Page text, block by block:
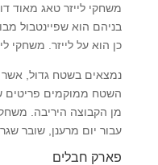
משחקי לייזר טאג מאוד
בניהם הוא שפיינטבול
כן הוא על לייזר. משחקי
נמצאים בשטח גדול,
השטח ממוקמים פריטים
מן הקבוצה היריבה.
עבור יום מרענן, שובר
פארק חבלים